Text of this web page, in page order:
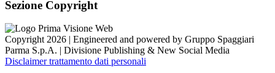
Sezione Copyright
Copyright 2026 | Engineered and powered by Gruppo Spaggiari
Parma S.p.A. | Divisione Publishing & New Social Media
Disclaimer trattamento dati personali